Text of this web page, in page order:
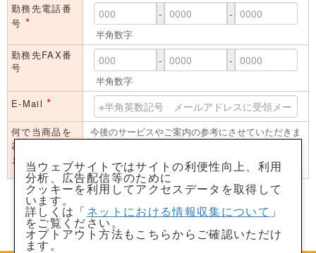
勤務先電話番
号 *
- -
半角数字
勤務先FAX番
号
- -
半角数字
E-Mail*
何で当商品を
お知りになり
ましたか？
今後のサービスやご案内の参考にさせていただきま
す
「個人情報取得に関するご説明」に同意のうえ資料請求・問い
合わせをします。（チェック必須）
入力内容を確認する クリア
当ウェブサイトではサイトの利便性向上、利用
分析、広告配信等のために
クッキーを利用してアクセスデータを取得して
います。
詳しくは「ネットにおける情報収集について 」
をご覧ください。
オプトアウト方法もこちらからご確認いただけ
ます。